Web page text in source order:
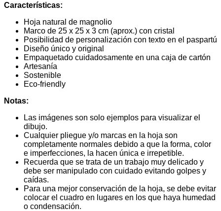
Características:
Hoja natural de magnolio
Marco de 25 x 25 x 3 cm (aprox.) con cristal
Posibilidad de personalización con texto en el paspartú
Diseño único y original
Empaquetado cuidadosamente en una caja de cartón
Artesanía
Sostenible
Eco-friendly
Notas:
Las imágenes son solo ejemplos para visualizar el
dibujo.
Cualquier pliegue y/o marcas en la hoja son
completamente normales debido a que la forma, color
e imperfecciones, la hacen única e irrepetible.
Recuerda que se trata de un trabajo muy delicado y
debe ser manipulado con cuidado evitando golpes y
caídas.
Para una mejor conservación de la hoja, se debe evitar
colocar el cuadro en lugares en los que haya humedad
o condensación.